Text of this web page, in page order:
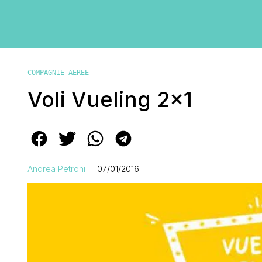
COMPAGNIE AEREE
Voli Vueling 2×1
Andrea Petroni 07/01/2016